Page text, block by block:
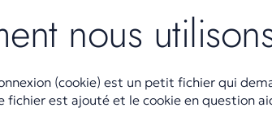
nous
(cookie) est un petit fichier qui
fichier est ajouté et le cookie en question